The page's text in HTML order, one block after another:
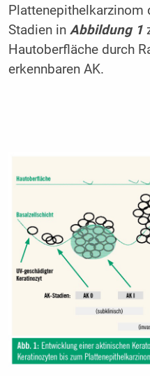
Plattenepithelkarzinom
Stadien in Abbildung 1
Hautoberfläche durch
erkennbaren AK.